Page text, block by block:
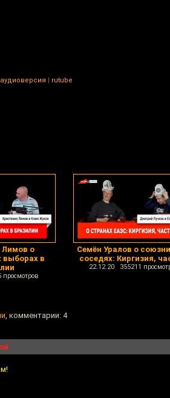
аудиоверсия | rutube
Лимов о
выборах в
Семён Уралов о
соседях: Киргизия,
22.12.20 355211
, комментарии: 4